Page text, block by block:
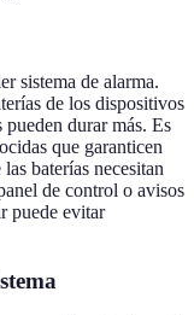
sistema de alarma.
de los dispositivos
pueden durar más. Es
que garanticen
baterías necesitan
de control o avisos
puede evitar